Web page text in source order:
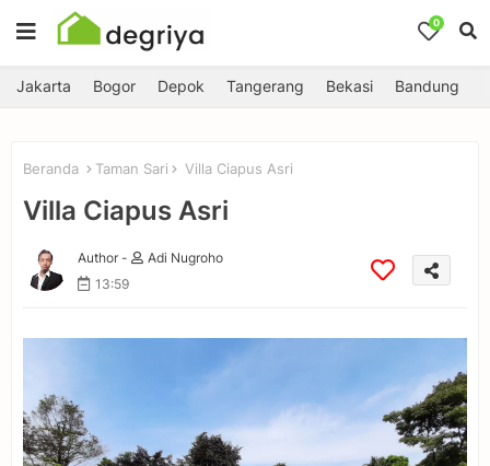
0
Jakarta Bogor Depok Tangerang Bekasi Bandung
Beranda Taman Sari Villa Ciapus Asri
Villa Ciapus Asri
Author -
Adi Nugroho
13:59